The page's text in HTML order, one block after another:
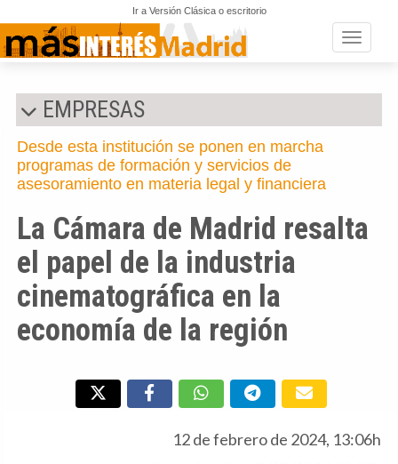
Ir a Versión Clásica o escritorio
Toggle
EMPRESAS
Desde esta institución se ponen en marcha
programas de formación y servicios de
asesoramiento en materia legal y financiera
La Cámara de Madrid resalta
el papel de la industria
cinematográfica en la
economía de la región
12 de febrero de 2024, 13:06h